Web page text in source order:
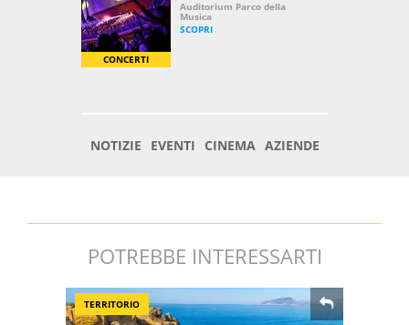
POTREBBE INTERESSARTI
TERRITORIO